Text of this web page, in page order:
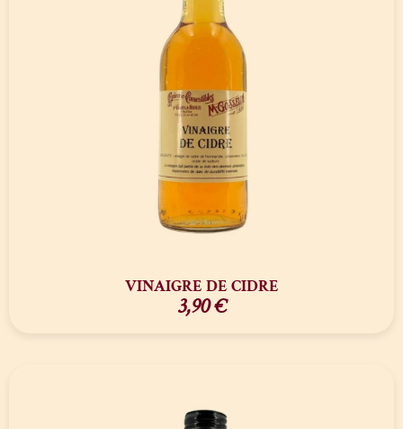
VINAIGRE DE CIDRE
3,90€